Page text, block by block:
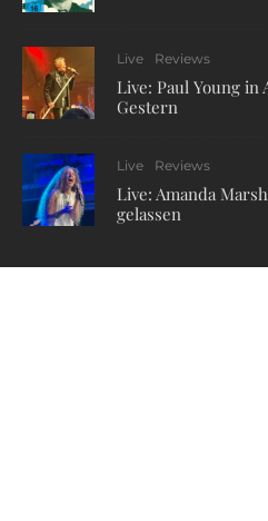
Live Reviews
Live: Paul Young in
Gestern
Live Reviews
Live: Amanda
gelassen